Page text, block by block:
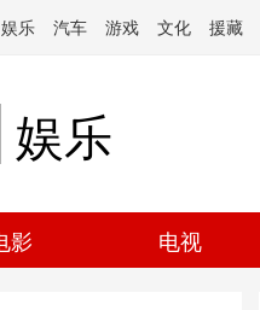
娱乐 汽车 游戏 文化 援藏
娱乐
影 电视